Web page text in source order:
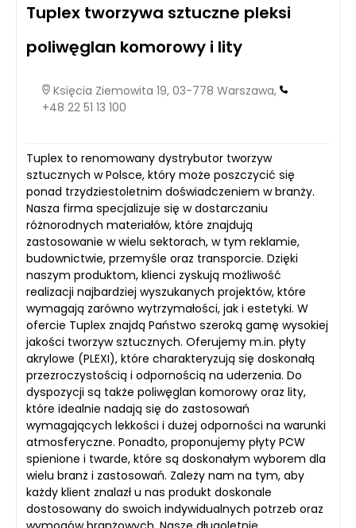
Tuplex tworzywa sztuczne pleksi
poliwęglan komorowy i lity
Księcia Ziemowita 19, 03-778 Warszawa,
+48 22 51 13 100
Tuplex to renomowany dystrybutor tworzyw
sztucznych w Polsce, który może poszczycić się
ponad trzydziestoletnim doświadczeniem w branży.
Nasza firma specjalizuje się w dostarczaniu
różnorodnych materiałów, które znajdują
zastosowanie w wielu sektorach, w tym reklamie,
budownictwie, przemyśle oraz transporcie. Dzięki
naszym produktom, klienci zyskują możliwość
realizacji najbardziej wyszukanych projektów, które
wymagają zarówno wytrzymałości, jak i estetyki. W
ofercie Tuplex znajdą Państwo szeroką gamę wysokiej
jakości tworzyw sztucznych. Oferujemy m.in. płyty
akrylowe (PLEXI), które charakteryzują się doskonałą
przezroczystością i odpornością na uderzenia. Do
dyspozycji są także poliwęglan komorowy oraz lity,
które idealnie nadają się do zastosowań
wymagających lekkości i dużej odporności na warunki
atmosferyczne. Ponadto, proponujemy płyty PCW
spienione i twarde, które są doskonałym wyborem dla
wielu branż i zastosowań. Zależy nam na tym, aby
każdy klient znalazł u nas produkt doskonale
dostosowany do swoich indywidualnych potrzeb oraz